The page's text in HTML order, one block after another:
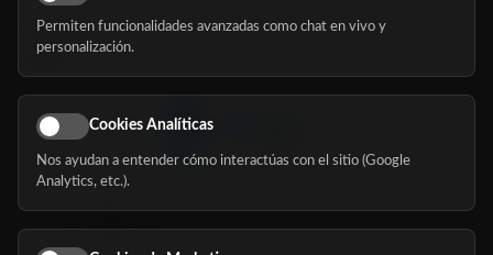
Nosotros
Síguenos
Permiten funcionalidades avanzadas como chat en vivo y
personalización.
Cookies Analíticas
Nos ayudan a entender cómo interactúas con el sitio (Google
Analytics, etc.).